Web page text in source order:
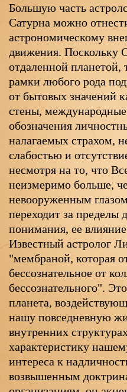
Большую часть
Сатурна можно
астрономическому
движения. Поскольку
отдаленной планетой,
рамки любого рода
от бытовых значений
стены,
обозначения
налагаемых страхом,
слабостью и
несмотря на то, что
неизмеримо больше,
невооруженным
переходит за пределы
понимания, ее
Известный астролог
"мембраной, которая
бессознательное от
бессознательного".
планета,
нашу повседневную
внутренних
характеристику
интереса к
возвышенным